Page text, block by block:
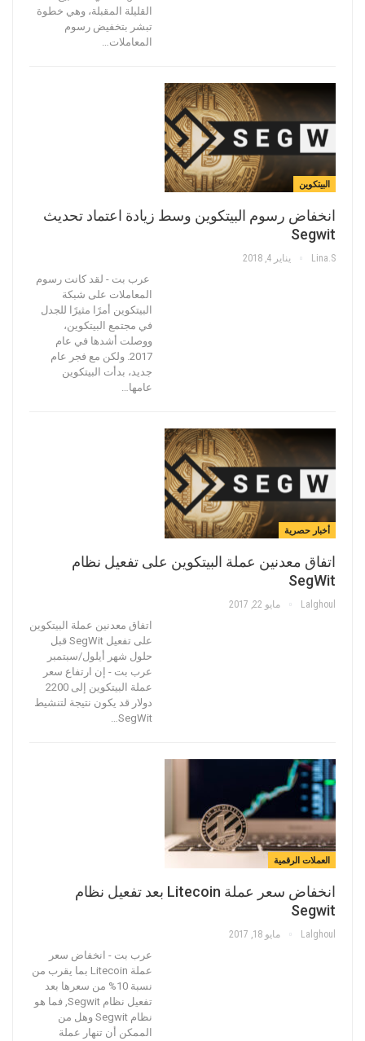
القليلة المقبلة، وهي خطوة
تبشر بتخفيض رسوم
المعاملات…
البيتكوين
انخفاض رسوم البيتكوين وسط زيادة اعتماد تحديث
Segwit
Lina.s يناير 4, 2018
عرب بت - لقد كانت رسوم
المعاملات على شبكة
البيتكوين أمرًا مثيرًا للجدل
في مجتمع البيتكوين،
ووصلت أشدها في عام
2017. ولكن مع فجر عام
جديد، بدأت البيتكوين
عامها…
أخبار حصرية
اتفاق معدنين عملة البيتكوين على تفعيل نظام
SegWit
Lalghoul مايو 22, 2017
اتفاق معدنين عملة البيتكوين
على تفعيل SegWit قبل
حلول شهر أيلول/سبتمبر
عرب بت - إن ارتفاع سعر
عملة البيتكوين إلى 2200
دولار قد يكون نتيجة لتنشيط
SegWit…
العملات الرقمية
انخفاض سعر عملة Litecoin بعد تفعيل نظام
Segwit
Lalghoul مايو 18, 2017
عرب بت - انخفاض سعر
عملة Litecoin بما يقرب من
نسبة 10% من سعرها بعد
تفعيل نظام Segwit, فما هو
نظام Segwit وهل من
الممكن أن تنهار عملة